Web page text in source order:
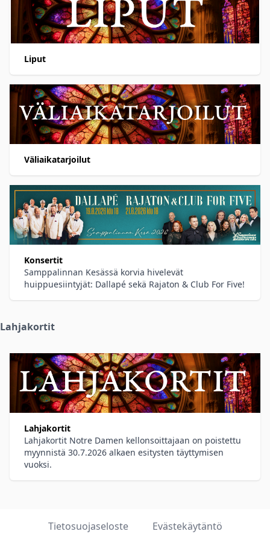
Liput
Väliaikatarjoilut
Konsertit
Samppalinnan Kesässä korvia hivelevät
huippuesiintyjät: Dallapé sekä Rajaton & Club For Five!
Lahjakortit
Lahjakortit
Lahjakortit Notre Damen kellonsoittajaan on poistettu
myynnistä 30.7.2026 alkaen esitysten täyttymisen
vuoksi.
Tietosuojaseloste Evästekäytäntö